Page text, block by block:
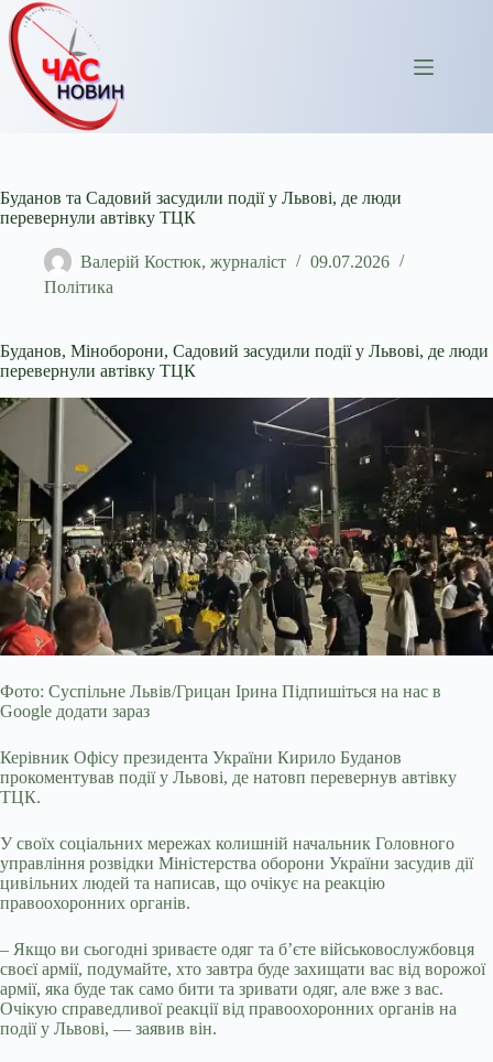
Перейти
до
вмісту
Буданов та Садовий засудили події у Львові, де люди
перевернули автівку ТЦК
Валерій Костюк, журналіст
09.07.2026
Політика
Буданов, Міноборони, Садовий засудили події у Львові, де люди
перевернули автівку ТЦК
Фото: Суспільне Львів/Грицан Ірина Підпишіться на нас в
Google додати зараз
Керівник Офісу президента України Кирило Буданов
прокоментував події у Львові, де натовп перевернув автівку
ТЦК.
У своїх соціальних мережах колишній начальник Головного
управління розвідки Міністерства оборони України засудив дії
цивільних людей та написав, що очікує на реакцію
правоохоронних органів.
– Якщо ви сьогодні зриваєте одяг та бʼєте військовослужбовця
своєї армії, подумайте, хто завтра буде захищати вас від ворожої
армії, яка буде так само бити та зривати одяг, але вже з вас.
Очікую справедливої реакції від правоохоронних органів на
події у Львові, — заявив він.